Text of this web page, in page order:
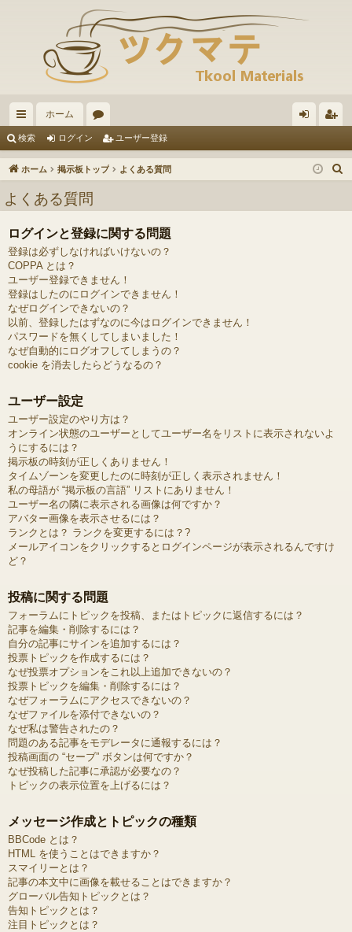
イ
ッ
リ
ン
ク
ホーム
ー
ム
イ ザ
登
検索 ログイン ユーザー登録
ホーム 掲示板トップ よくある質問
よくある質問
ログインと登録に関する問題
登録は必ずしなければいけないの？
COPPA とは？
ユーザー登録できません！
登録はしたのにログインできません！
なぜログインできないの？
以前、登録したはずなのに今はログインできません！
パスワードを無くしてしまいました！
なぜ自動的にログオフしてしまうの？
cookie を消去したらどうなるの？
ユーザー設定
ユーザー設定のやり方は？
オンライン状態のユーザーとしてユーザー名をリストに表示されないよ
うにするには？
掲示板の時刻が正しくありません！
タイムゾーンを変更したのに時刻が正しく表示されません！
私の母語が “掲示板の言語” リストにありません！
ユーザー名の隣に表示される画像は何ですか？
アバター画像を表示させるには？
ランクとは？ ランクを変更するには？?
メールアイコンをクリックするとログインページが表示されるんですけ
ど？
投稿に関する問題
フォーラムにトピックを投稿、またはトピックに返信するには？
記事を編集・削除するには？
自分の記事にサインを追加するには？
投票トピックを作成するには？
なぜ投票オプションをこれ以上追加できないの？
投票トピックを編集・削除するには？
なぜフォーラムにアクセスできないの？
なぜファイルを添付できないの？
なぜ私は警告されたの？
問題のある記事をモデレータに通報するには？
投稿画面の “セーブ” ボタンは何ですか？
なぜ投稿した記事に承認が必要なの？
トピックの表示位置を上げるには？
メッセージ作成とトピックの種類
BBCode とは？
HTML を使うことはできますか？
スマイリーとは？
記事の本文中に画像を載せることはできますか？
グローバル告知トピックとは？
告知トピックとは？
注目トピックとは？